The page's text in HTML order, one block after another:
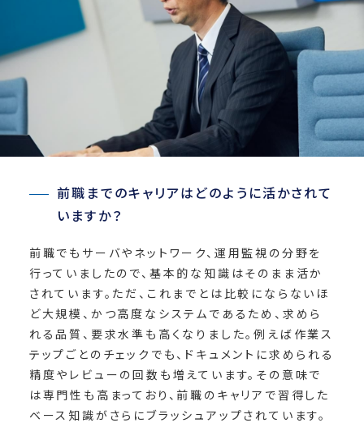
前職までのキャリアはどのように活かされて
いますか？
前職でもサーバやネットワーク、運用監視の分野を
行っていましたので、基本的な知識はそのまま活か
されています。ただ、これまでとは比較にならないほ
ど大規模、かつ高度なシステムであるため、求めら
れる品質、要求水準も高くなりました。例えば作業ス
テップごとのチェックでも、ドキュメントに求められる
精度やレビューの回数も増えています。その意味で
は専門性も高まっており、前職のキャリアで習得した
ベース知識がさらにブラッシュアップされています。